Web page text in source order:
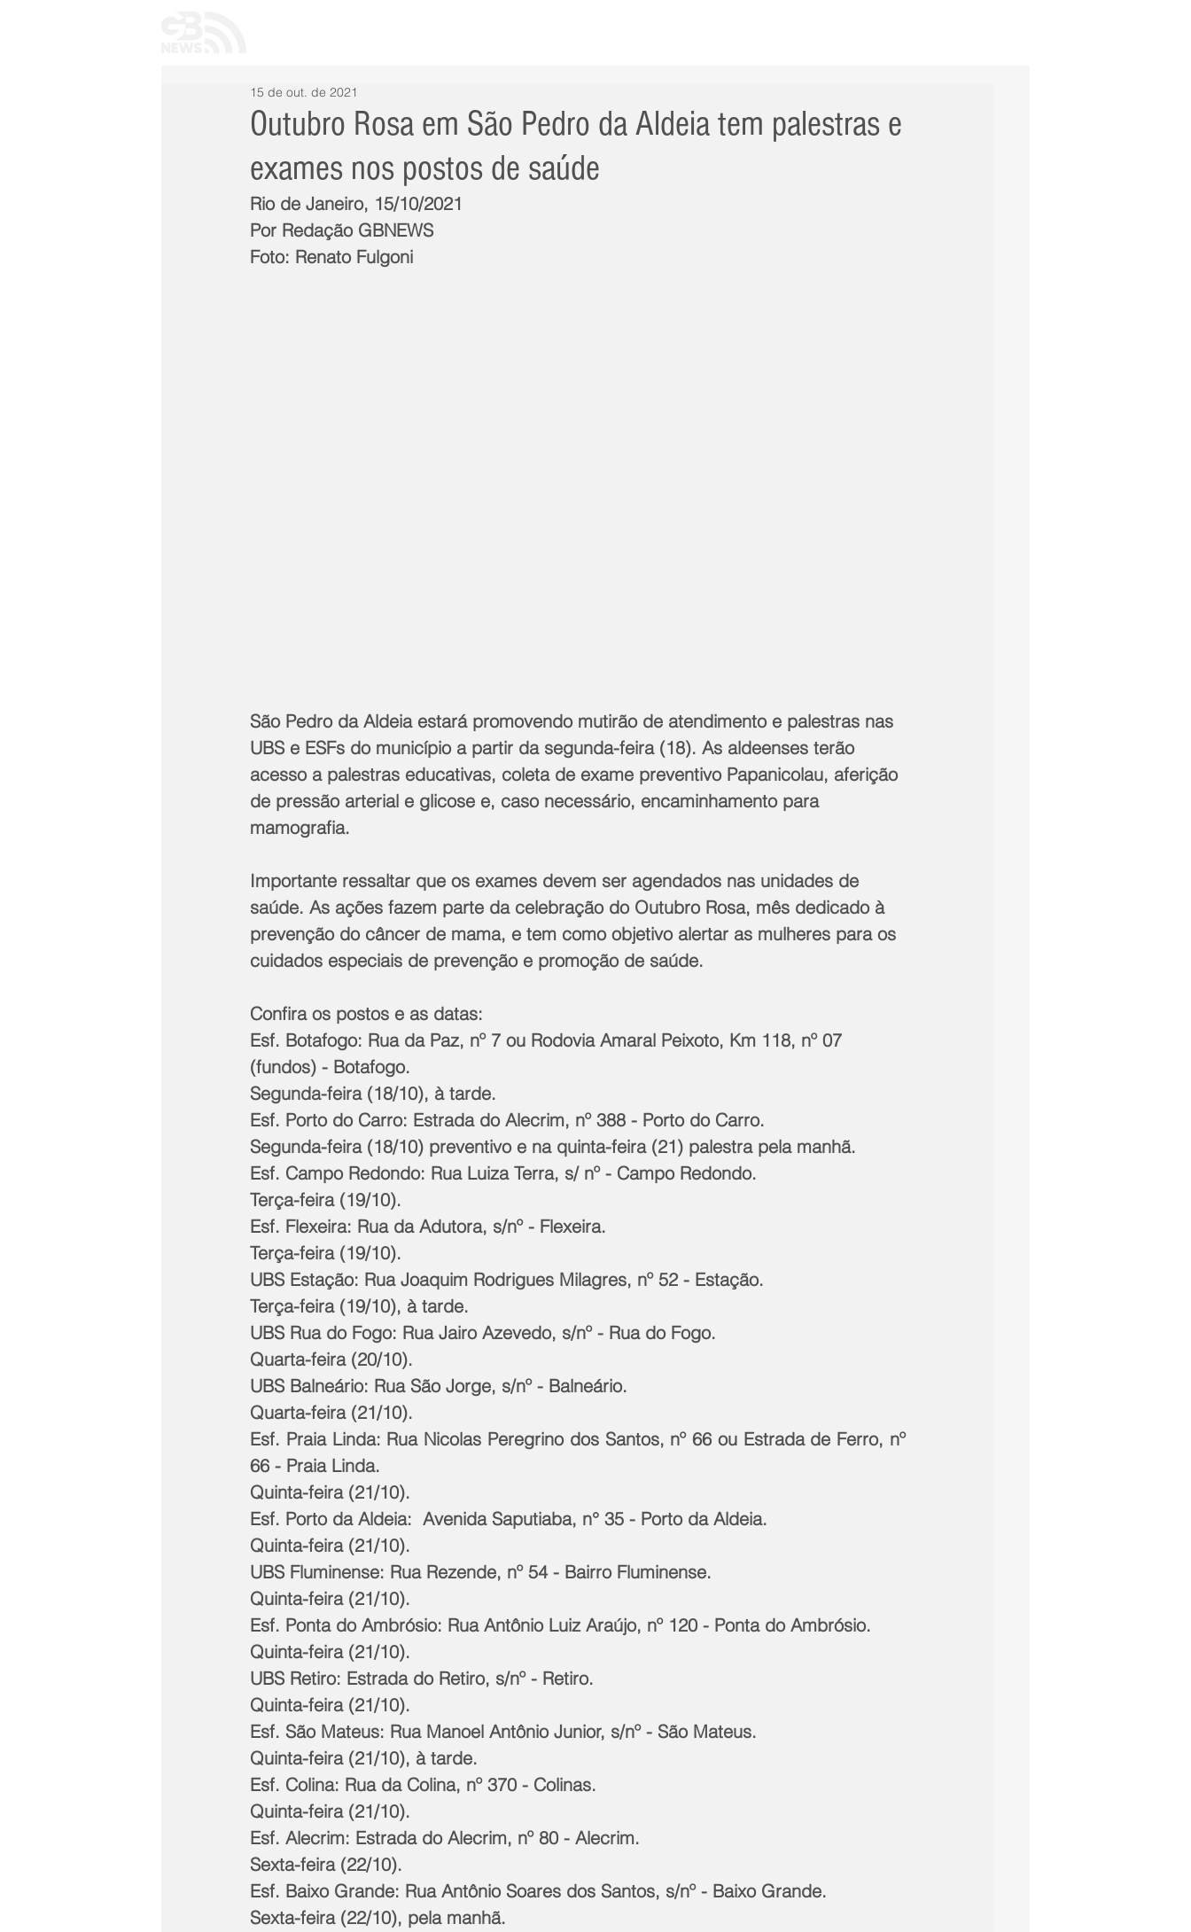
Outubro Rosa em São Pedro da Aldeia tem palestras e
exames nos postos de saúde
15 de out. de 2021
Rio de Janeiro, 15/10/2021
Por Redação GBNEWS
Foto: Renato Fulgoni
São Pedro da Aldeia estará promovendo mutirão de atendimento e palestras nas
UBS e ESFs do município a partir da segunda-feira (18). As aldeenses terão
acesso a palestras educativas, coleta de exame preventivo Papanicolau, aferição
de pressão arterial e glicose e, caso necessário, encaminhamento para
mamografia.
Importante ressaltar que os exames devem ser agendados nas unidades de
saúde. As ações fazem parte da celebração do Outubro Rosa, mês dedicado à
prevenção do câncer de mama, e tem como objetivo alertar as mulheres para os
cuidados especiais de prevenção e promoção de saúde.
Confira os postos e as datas:
Esf. Botafogo: Rua da Paz, nº 7 ou Rodovia Amaral Peixoto, Km 118, nº 07
(fundos) - Botafogo.
Segunda-feira (18/10), à tarde.
Esf. Porto do Carro: Estrada do Alecrim, nº 388 - Porto do Carro.
Segunda-feira (18/10) preventivo e na quinta-feira (21) palestra pela manhã.
Esf. Campo Redondo: Rua Luiza Terra, s/ nº - Campo Redondo.
Terça-feira (19/10).
Esf. Flexeira: Rua da Adutora, s/nº - Flexeira.
Terça-feira (19/10).
UBS Estação: Rua Joaquim Rodrigues Milagres, nº 52 - Estação.
Terça-feira (19/10), à tarde.
UBS Rua do Fogo: Rua Jairo Azevedo, s/nº - Rua do Fogo.
Quarta-feira (20/10).
UBS Balneário: Rua São Jorge, s/nº - Balneário.
Quarta-feira (21/10).
Esf. Praia Linda: Rua Nicolas Peregrino dos Santos, nº 66 ou Estrada de Ferro, nº
66 - Praia Linda.
Quinta-feira (21/10).
Esf. Porto da Aldeia:  Avenida Saputiaba, n° 35 - Porto da Aldeia.
Quinta-feira (21/10).
UBS Fluminense: Rua Rezende, nº 54 - Bairro Fluminense.
Quinta-feira (21/10).
Esf. Ponta do Ambrósio: Rua Antônio Luiz Araújo, nº 120 - Ponta do Ambrósio.
Quinta-feira (21/10).
UBS Retiro: Estrada do Retiro, s/nº - Retiro.
Quinta-feira (21/10).
Esf. São Mateus: Rua Manoel Antônio Junior, s/nº - São Mateus.
Quinta-feira (21/10), à tarde.
Esf. Colina: Rua da Colina, nº 370 - Colinas.
Quinta-feira (21/10).
Esf. Alecrim: Estrada do Alecrim, nº 80 - Alecrim.
Sexta-feira (22/10).
Esf. Baixo Grande: Rua Antônio Soares dos Santos, s/nº - Baixo Grande.
Sexta-feira (22/10), pela manhã.